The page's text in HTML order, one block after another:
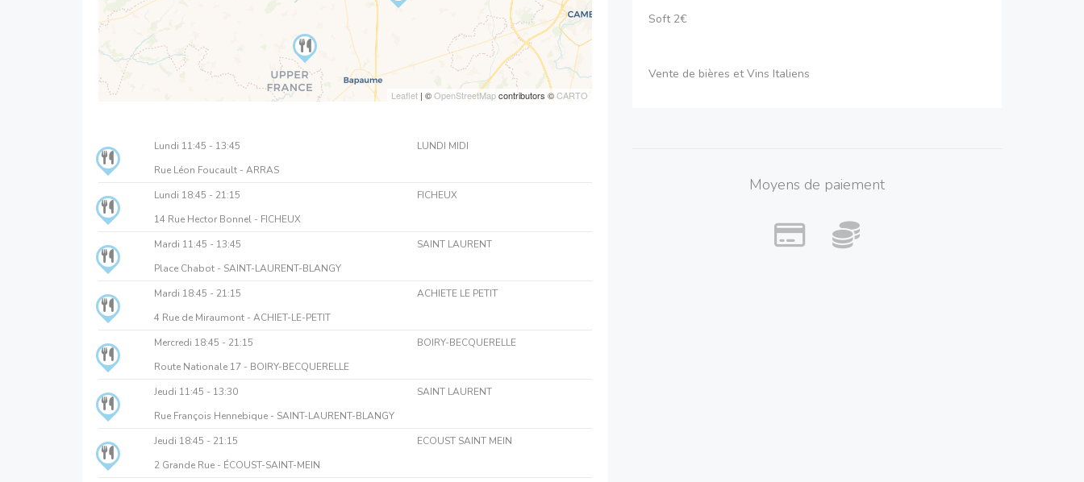
Leaflet | ©OpenStreetMapcontributors ©CARTO
Lundi 11:45 - 13:45
LUNDI MIDI
Rue Léon Foucault - ARRAS
Lundi 18:45 - 21:15
FICHEUX
14 Rue Hector Bonnel - FICHEUX
Mardi 11:45 - 13:45
SAINT LAURENT
Place Chabot - SAINT-LAURENT-BLANGY
Mardi 18:45 - 21:15
ACHIETE LE PETIT
4 Rue de Miraumont - ACHIET-LE-PETIT
Mercredi 18:45 - 21:15
BOIRY-BECQUERELLE
Route Nationale 17 - BOIRY-BECQUERELLE
Jeudi 11:45 - 13:30
SAINT LAURENT
Rue François Hennebique - SAINT-LAURENT-BLANGY
Jeudi 18:45 - 21:15
ECOUST SAINT MEIN
2 Grande Rue - ÉCOUST-SAINT-MEIN
Soft 2€
Vente de bières et Vins Italiens
Moyens de paiement